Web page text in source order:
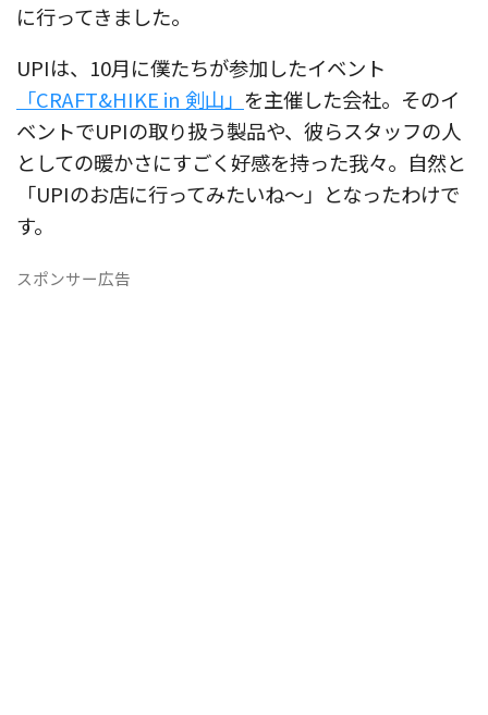
に行ってきました。
UPIは、10月に僕たちが参加したイベント
「CRAFT&HIKE in 剣山」 を主催した会社。そのイ
ベントでUPIの取り扱う製品や、彼らスタッフの人
としての暖かさにすごく好感を持った我々。自然と
「UPIのお店に行ってみたいね〜」となったわけで
す。
スポンサー広告